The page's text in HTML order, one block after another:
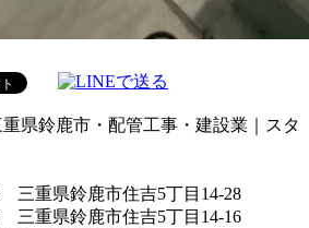
県鈴鹿市・配管工事・建設業｜スタ
三重県鈴鹿市住吉5丁目14-28
三重県鈴鹿市住吉5丁目14-16